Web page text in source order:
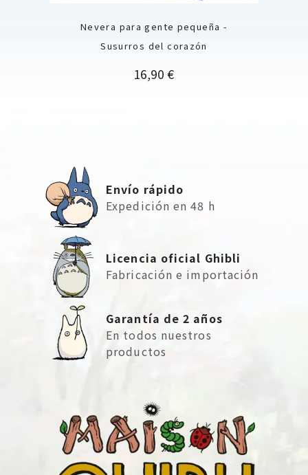
Nevera para gente pequeña -
Susurros del corazón
Precio
16,90 €
Envío rápido
Expedición en 48 h
Licencia oficial Ghibli
Fabricación e importación
Garantía de 2 años
En todos nuestros
productos